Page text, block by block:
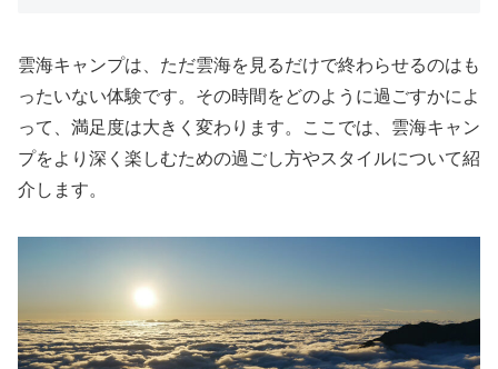
雲海キャンプは、ただ雲海を見るだけで終わらせるのはも
ったいない体験です。その時間をどのように過ごすかによ
って、満足度は大きく変わります。ここでは、雲海キャン
プをより深く楽しむための過ごし方やスタイルについて紹
介します。